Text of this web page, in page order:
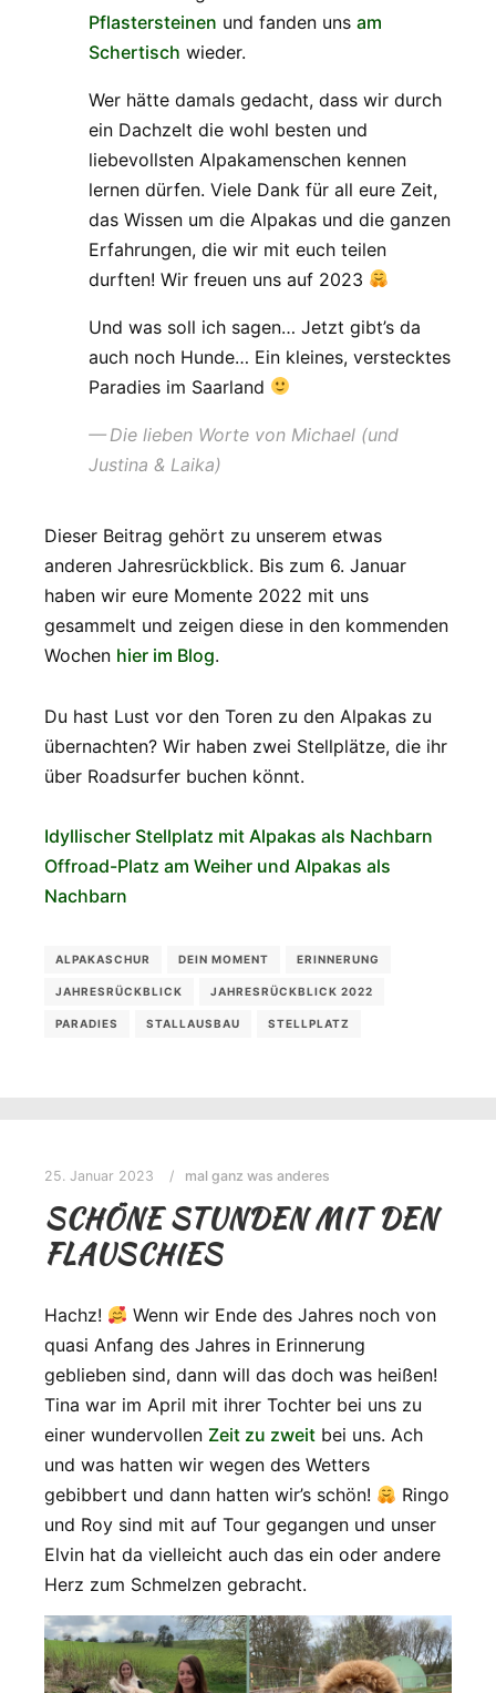
Pflastersteinen und fanden uns am
Schertisch wieder.
Wer hätte damals gedacht, dass wir durch
ein Dachzelt die wohl besten und
liebevollsten Alpakamenschen kennen
lernen dürfen. Viele Dank für all eure Zeit,
das Wissen um die Alpakas und die ganzen
Erfahrungen, die wir mit euch teilen
durften! Wir freuen uns auf 2023
Und was soll ich sagen… Jetzt gibt’s da
auch noch Hunde… Ein kleines, verstecktes
Paradies im Saarland
Die lieben Worte von Michael (und
Justina & Laika)
Dieser Beitrag gehört zu unserem etwas
anderen Jahresrückblick. Bis zum 6. Januar
haben wir eure Momente 2022 mit uns
gesammelt und zeigen diese in den kommenden
Wochen hier im Blog.
Du hast Lust vor den Toren zu den Alpakas zu
übernachten? Wir haben zwei Stellplätze, die ihr
über Roadsurfer buchen könnt.
Idyllischer Stellplatz mit Alpakas als Nachbarn
Offroad-Platz am Weiher und Alpakas als
Nachbarn
ALPAKASCHUR DEIN MOMENT ERINNERUNG
JAHRESRÜCKBLICK JAHRESRÜCKBLICK 2022
PARADIES STALLAUSBAU STELLPLATZ
25. Januar 2023 mal ganz was anderes
SCHÖNE STUNDEN MIT DEN
FLAUSCHIES
Hachz!
Wenn wir Ende des Jahres noch von
quasi Anfang des Jahres in Erinnerung
geblieben sind, dann will das doch was heißen!
Tina war im April mit ihrer Tochter bei uns zu
einer wundervollen Zeit zu zweit bei uns. Ach
und was hatten wir wegen des Wetters
gebibbert und dann hatten wir’s schön!
Ringo
und Roy sind mit auf Tour gegangen und unser
Elvin hat da vielleicht auch das ein oder andere
Herz zum Schmelzen gebracht.